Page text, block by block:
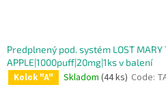
Predplnený pod. systém LOST MARY
APPLE|1000puff|20mg|1ks v balení
Kolok "A" Skladom (44 ks) Code: